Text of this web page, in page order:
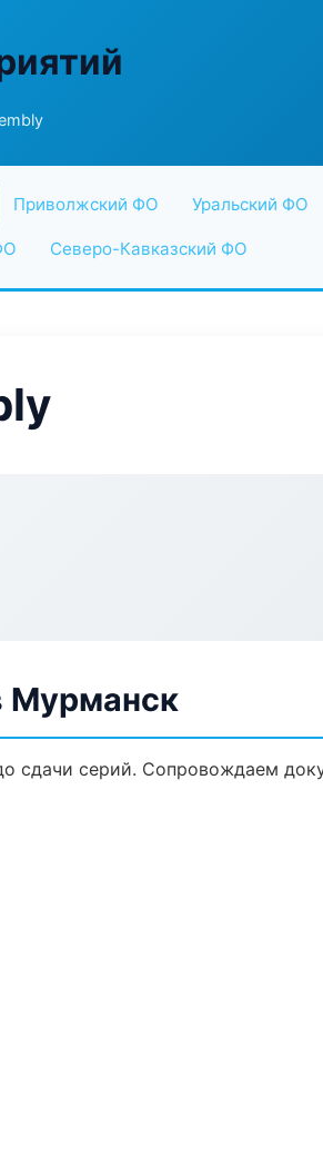
Приволжский ФО Уральский ФО
Северо-Кавказский ФО
Мурманск
сдачи серий. Сопровождаем